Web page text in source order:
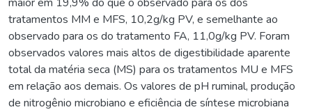
tratamentos MM e MFS, 10,2g/kg PV, e semelhante ao
observado para os do tratamento FA, 11,0g/kg PV. Foram
observados valores mais altos de digestibilidade aparente
total da matéria seca (MS) para os tratamentos MU e MFS
em relação aos demais. Os valores de pH ruminal, produção
de nitrogênio microbiano e eficiência de síntese microbiana